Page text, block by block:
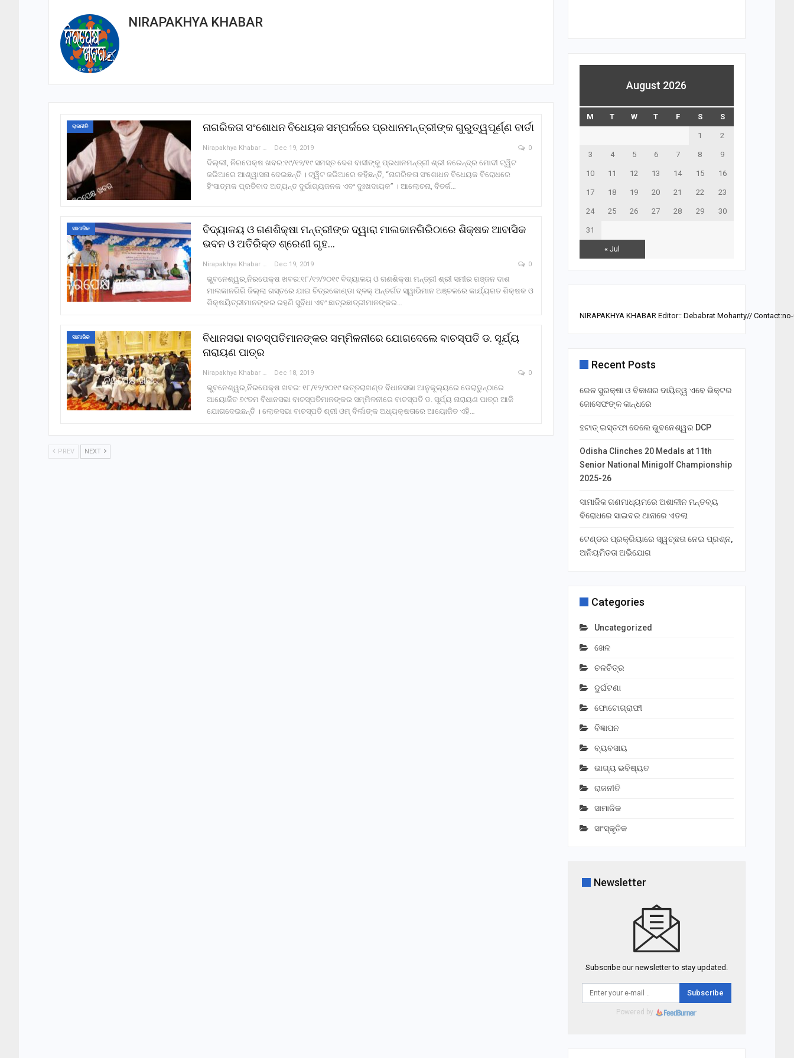
NIRAPAKHYA KHABAR
ରାଜନୀତି ନାଗରିକତା ସଂଶୋଧନ ବିଧେୟକ ସମ୍ପର୍କରେ ପ୍ରଧାନମନ୍ତ୍ରୀଙ୍କ ଗୁରୁତ୍ୱପୂର୍ଣ୍ଣ ବାର୍ତା
Nirapakhya Khabar Dec 19, 2019 0
ଦିଲ୍ଲୀ, ନିରପେକ୍ଷ ଖବର:୧୯/୧୨/୧୯ ସମସ୍ତ ଦେଶ ବାସୀଙ୍କୁ ପ୍ରଧାନମନ୍ତ୍ରୀ ଶ୍ରୀ ନରେନ୍ଦ୍ର ମୋଦୀ ଟ୍ୱିଟ
ଜରିଆରେ ଆଶ୍ୱାସନା ଦେଇଛନ୍ତି । ଟ୍ୱିଟ ଜରିଆରେ କହିଛନ୍ତି, “ନାଗରିକତା ସଂଶୋଧନ ବିଧେୟକ ବିରୋଧରେ
ହିଂସାତ୍ମକ ପ୍ରତିବାଦ ଅତ୍ୟନ୍ତ ଦୁର୍ଭାଗ୍ୟଜନକ ଏବଂ ଦୁଃଖଦାୟକ” । ଆଲୋଚନା, ବିତର୍କ…
ସାମାଜିକ
ବିଦ୍ୟାଳୟ ଓ ଗଣଶିକ୍ଷା ମନ୍ତ୍ରୀଙ୍କ ଦ୍ୱାରା ମାଲକାନଗିରିଠାରେ ଶିକ୍ଷକ ଆବାସିକ
ଭବନ ଓ ଅତିରିକ୍ତ ଶ୍ରେଣୀ ଗୃହ…
Dec 19, 2019 0
ଭୁବନେଶ୍ୱର,ନିରପେକ୍ଷ ଖବର:୧୮/୧୨/୨୦୧୯ ବିଦ୍ୟାଳୟ ଓ ଗଣଶିକ୍ଷା ମନ୍ତ୍ରୀ ଶ୍ରୀ ସମୀର ରଞ୍ଜନ ଦାଶ
ମାଲକାନଗିରି ଜିଲ୍ଲା ଗସ୍ତରେ ଯାଇ ଚିତ୍ରକୋଣ୍ଡା ବ୍ଳକ୍‌ ଅନ୍ତର୍ଗତ ସ୍ୱାଭିମାନ ଅଞ୍ଚଳରେ କାର୍ଯ୍ୟରତ ଶିକ୍ଷକ ଓ
ଶିକ୍ଷୟିତ୍ରୀମାନଙ୍କର ରହଣି ସୁବିଧା ଏବଂ ଛାତ୍ରଛାତ୍ରୀମାନଙ୍କର…
ସାମାଜିକ
ବିଧାନସଭା ବାଚସ୍ପତିମାନଙ୍କର ସମ୍ମିଳନୀରେ ଯୋଗଦେଲେ ବାଚସ୍ପତି ଡ. ସୂର୍ଯ୍ୟ
ନାରାୟଣ ପାତ୍ର
Dec 18, 2019 0
ଭୁବନେଶ୍ୱର,ନିରପେକ୍ଷ ଖବର: ୧୮/୧୨/୨୦୧୯ ଉତ୍ତରାଖଣ୍ଡ ବିଧାନସଭା ଆନୁକୂଲ୍ୟରେ ଡେରାଡୁନ୍‌ଠାରେ
ଆୟୋଜିତ ୭୯ତମ ବିଧାନସଭା ବାଚସ୍ପତିମାନଙ୍କର ସମ୍ମିଳନୀରେ ବାଚସ୍ପତି ଡ. ସୂର୍ଯ୍ୟ ନାରାୟଣ ପାତ୍ର ଆଜି
ଯୋଗଦେଇଛନ୍ତି । ଲୋକସଭା ବାଚସ୍ପତି ଶ୍ରୀ ଓମ୍‌ ବିର୍ଲାଙ୍କ ଅଧ୍ୟକ୍ଷତାରେ ଆୟୋଜିତ ଏହି…
PREV NEXT
August 2026
M T W T F S S
« Jul
1 2
3 4 5 6 7 8 9
10 11 12 13 14 15 16
17 18 19 20 21 22 23
24 25 26 27 28 29 30
31
NIRAPAKHYA KHABAR Editor:: Debabrat Mohanty//
Recent Posts
ରେଳ ସୁରକ୍ଷା ଓ ବିକାଶର ଦାୟିତ୍ୱ ଏବେ ଭିକ୍ଟର
ଜୋସେଫଙ୍କ କାନ୍ଧରେ
ହଟାତ୍ ଇସ୍ତଫା ଦେଲେ ଭୁବନେଶ୍ୱର DCP
Odisha Clinches 20 Medals at 11th
Senior National Minigolf Championship
2025-26
ସାମାଜିକ ଗଣମାଧ୍ୟମରେ ଅଶାଳୀନ ମନ୍ତବ୍ୟ
ବିରୋଧରେ ସାଇବର ଥାନାରେ ଏତଲା
ଟେଣ୍ଡର ପ୍ରକ୍ରିୟାରେ ସ୍ୱଚ୍ଛତା ନେଇ ପ୍ରଶ୍ନ,
ଅନିୟମିତତା ଅଭିଯୋଗ
Categories
Uncategorized
ଖେଳ
ଚଳଚିତ୍ର
ଦୁର୍ଘଟଣା
ଫୋଟୋଗ୍ରାଫୀ
ବିଜ୍ଞାପନ
ବ୍ୟବସାୟ
ଭାଗ୍ୟ ଭବିଷ୍ୟତ
ରାଜନୀତି
ସାମାଜିକ
ସାଂସ୍କୃତିକ
Newsletter
Subscribe our newsletter to stay updated.
Subscribe
Powered by